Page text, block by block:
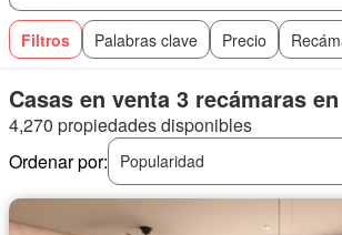
Filtros Palabras clave Precio
Casas en venta 3 recámaras
4,270 propiedades disponibles
Ordenar por:
Popularidad